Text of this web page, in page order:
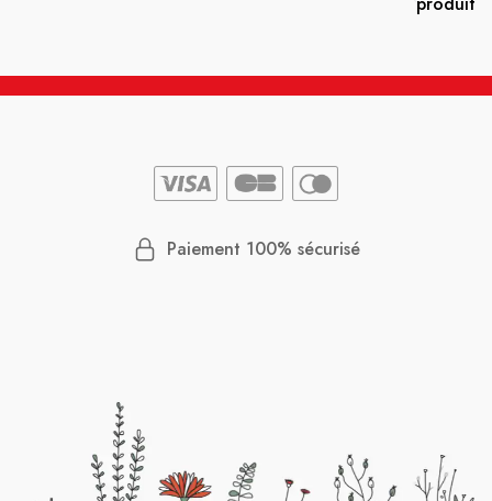
Paiement 100% sécurisé